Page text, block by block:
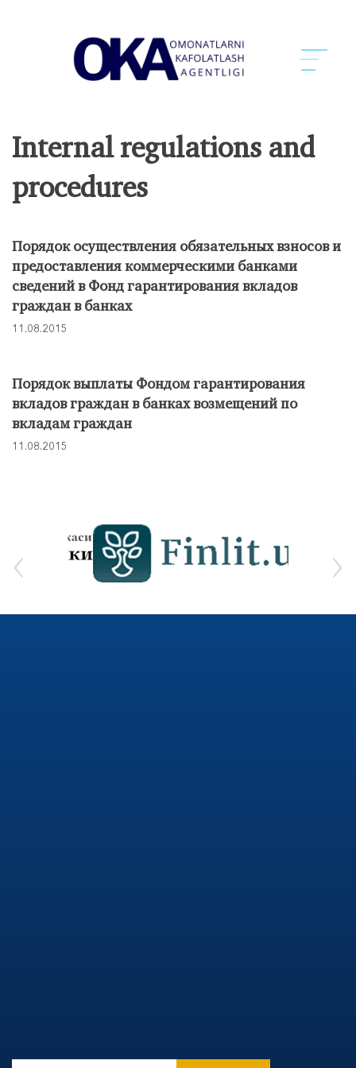
Internal regulations and
procedures
Порядок осуществления обязательных взносов и
предоставления коммерческими банками
сведений в Фонд гарантирования вкладов
граждан в банках
11.08.2015
Порядок выплаты Фондом гарантирования
вкладов граждан в банках возмещений по
вкладам граждан
11.08.2015
‹ ›